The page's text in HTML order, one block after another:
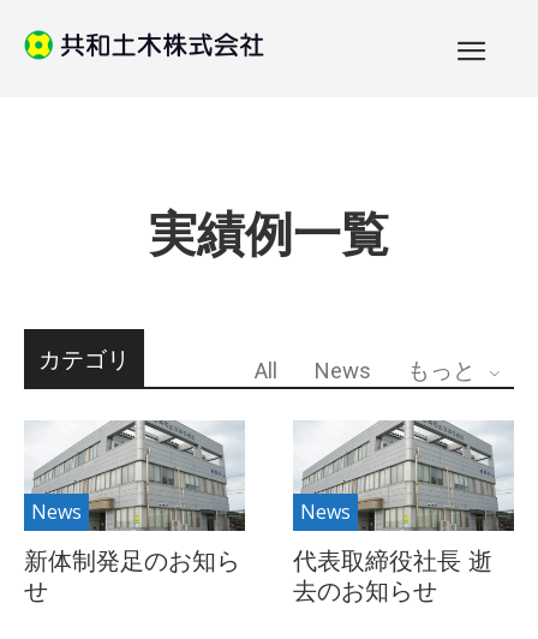
実績例一覧
カテゴリ All News もっと
News
新体制発足のお知ら
せ
News
代表取締役社長 逝
去のお知らせ